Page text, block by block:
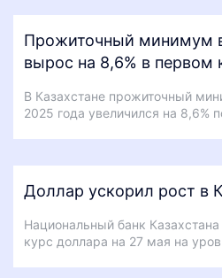
Прожиточный минимум
вырос на 8,6% в первом
В Казахстане прожиточный
2025 года увеличился на 8,6%
Доллар ускорил рост в
Национальный банк
курс доллара на 27 мая на